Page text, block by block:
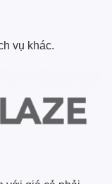
vụ khác.